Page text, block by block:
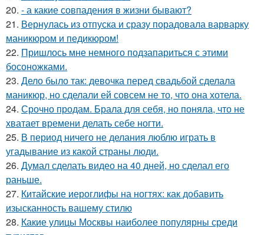
20. - а какие совпадения в жизни бывают?
21. Вернулась из отпуска и сразу порадовала варварку
маникюром и педикюром!
22. Пришлось мне немного подзапариться с этими
босоножками.
23. Дело было так: девочка перед свадьбой сделала
маникюр, но сделали ей совсем не то, что она хотела.
24. Срочно продам. Брала для себя, но поняла, что не
хватает времени делать себе ногти.
25. В период ничего не делания люблю играть в
угадывание из какой страны люди.
26. Думал сделать видео на 40 дней, но сделал его
раньше.
27. Китайские иероглифы на ногтях: как добавить
изысканность вашему стилю
28. Какие улицы Москвы наиболее популярны среди